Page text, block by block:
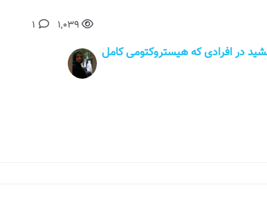
48 ساله هستم، ببخشید در افرادی که هیستروکتومی کامل
1,039
1